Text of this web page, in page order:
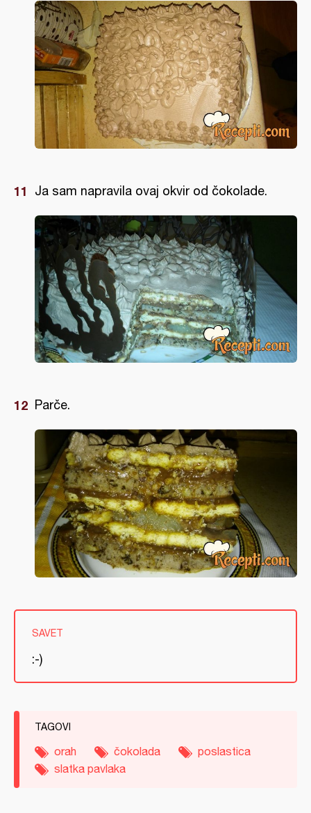
Ja sam napravila ovaj okvir od čokolade.
Parče.
SAVET
:-)
TAGOVI
orah čokolada
poslastica
slatka pavlaka